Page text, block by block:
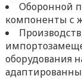
Оборонной
компоненты с
оборудования